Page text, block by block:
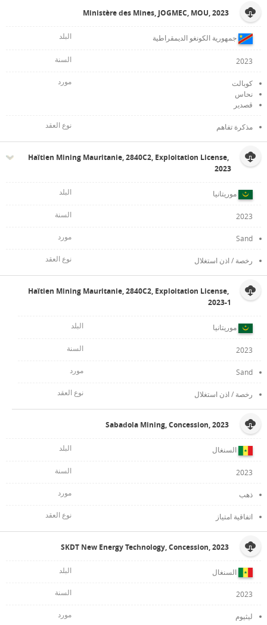
Ministère des Mines, JOGMEC, MOU, 2023
جمهورية الكونغو الديمقراطية
2023
كوبالت
نحاس
قصدير
مذكرة تفاهم
Haïtien Mining Mauritanie, 2840C2, Exploitation License,
2023
موريتانيا
2023
Sand
رخصة / اذن استغلال
Haïtien Mining Mauritanie, 2840C2, Exploitation License,
2023-1
موريتانيا
2023
Sand
رخصة / اذن استغلال
Sabadola Mining, Concession, 2023
السنغال
2023
ذهب
اتفاقية امتياز
SKDT New Energy Technology, Concession, 2023
السنغال
2023
ليثيوم